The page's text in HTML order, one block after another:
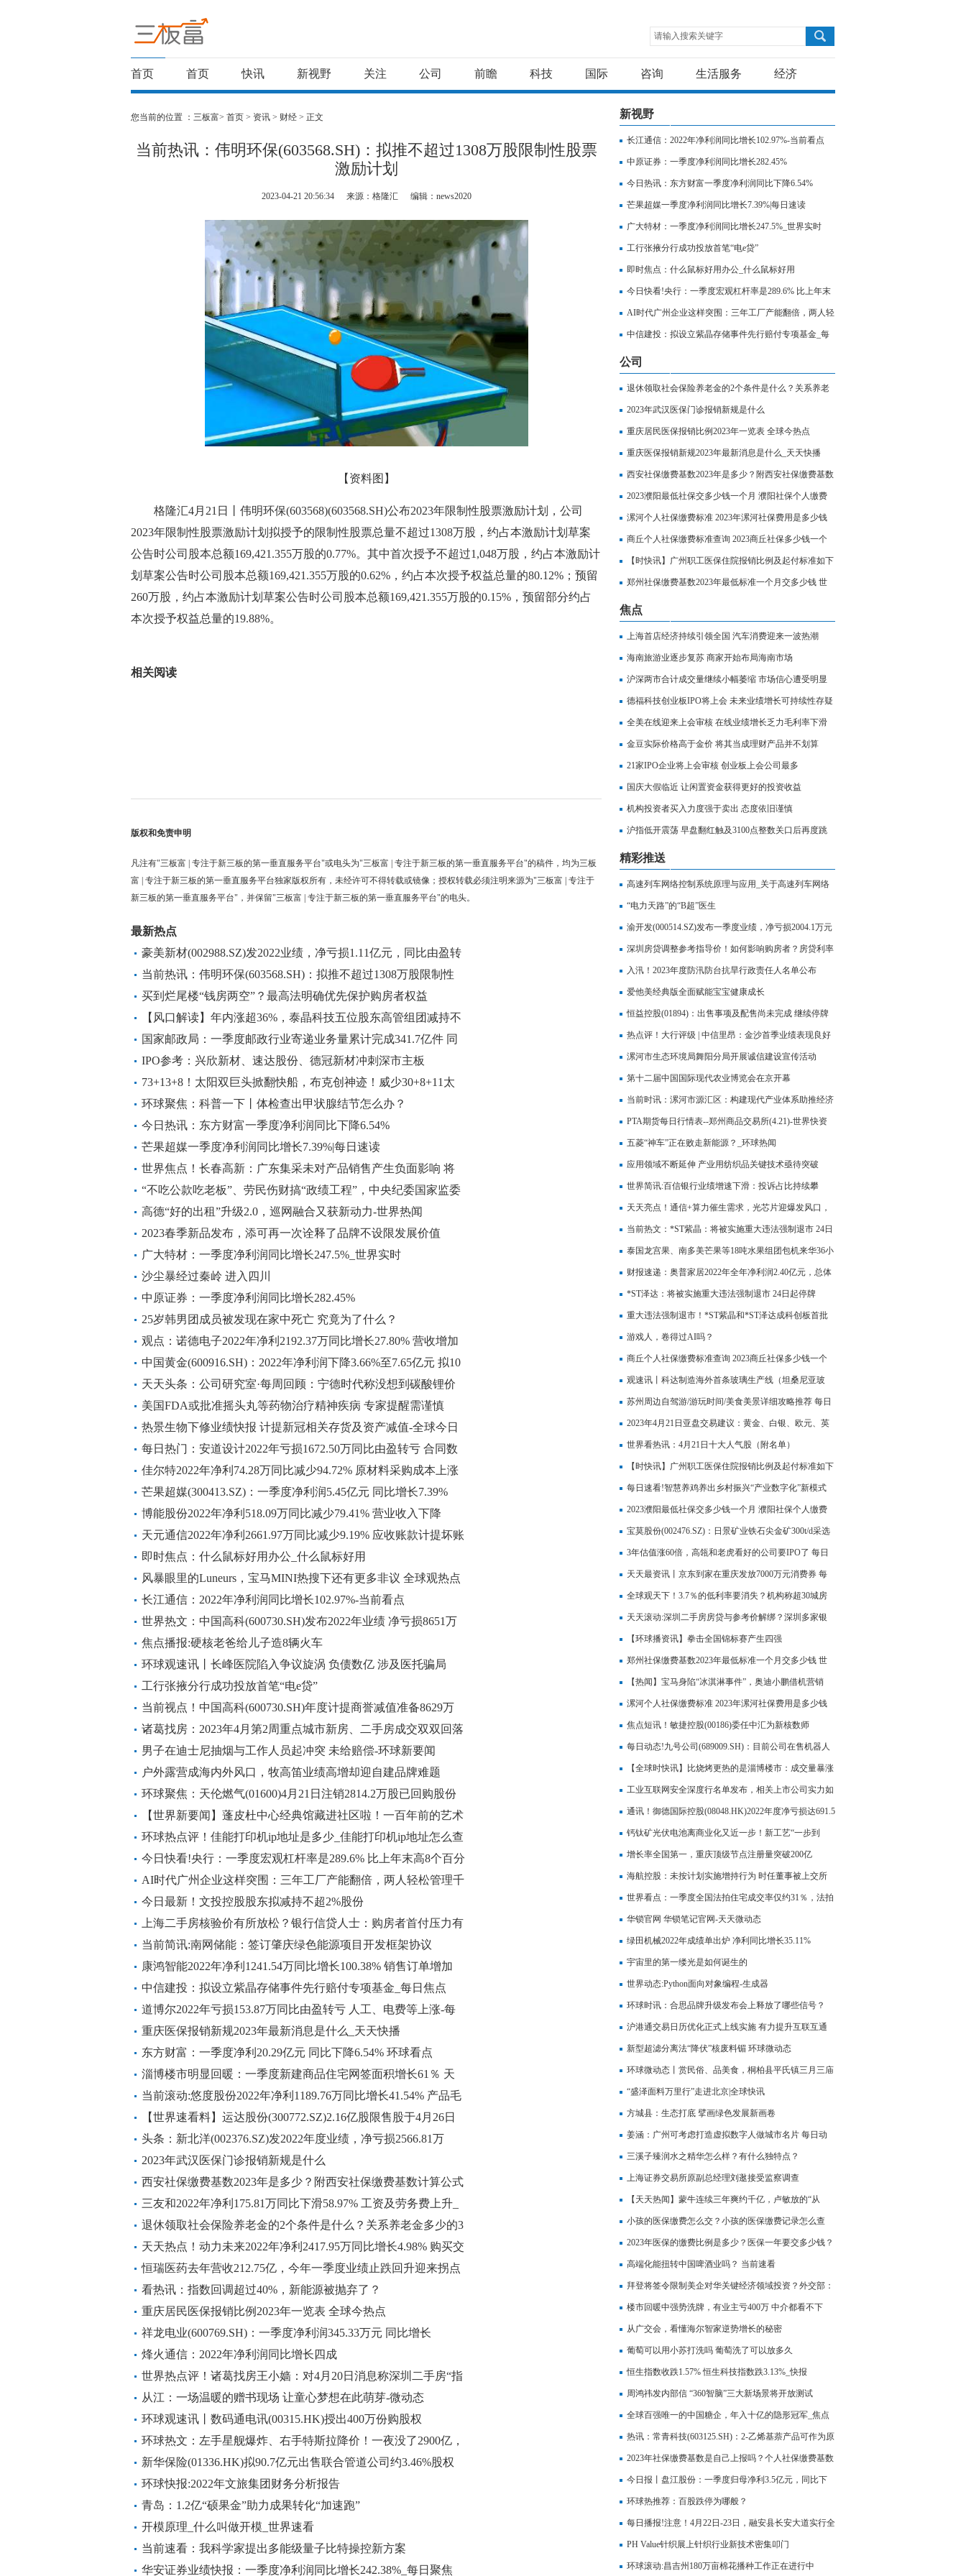
请输入搜索关键字
首页 首页 快讯 新视野 关注 公司 前瞻 科技 国际 咨询 生活服务 经济
您当前的位置 ： 三板富> 首页 > 资讯 > 财经 > 正文
当前热讯：伟明环保(603568.SH)：拟推不超过1308万股限制性股票
激励计划
2023-04-21 20:56:34 来源：格隆汇 编辑：news2020
【资料图】
格隆汇4月21日丨伟明环保(603568)(603568.SH)公布2023年限制性股票激励计划，公司
2023年限制性股票激励计划拟授予的限制性股票总量不超过1308万股，约占本激励计划草案
公告时公司股本总额169,421.355万股的0.77%。其中首次授予不超过1,048万股，约占本激励计
划草案公告时公司股本总额169,421.355万股的0.62%，约占本次授予权益总量的80.12%；预留
260万股，约占本激励计划草案公告时公司股本总额169,421.355万股的0.15%，预留部分约占
本次授予权益总量的19.88%。
相关阅读
版权和免责申明
凡注有"三板富 | 专注于新三板的第一垂直服务平台"或电头为"三板富 | 专注于新三板的第一垂直服务平台"的稿件，均为三板
富 | 专注于新三板的第一垂直服务平台独家版权所有，未经许可不得转载或镜像；授权转载必须注明来源为"三板富 | 专注于
新三板的第一垂直服务平台"，并保留"三板富 | 专注于新三板的第一垂直服务平台"的电头。
最新热点
豪美新材(002988.SZ)发2022业绩，净亏损1.11亿元，同比由盈转
亏 环球动态
当前热讯：伟明环保(603568.SH)：拟推不超过1308万股限制性
股票激励计划
买到烂尾楼“钱房两空”？最高法明确优先保护购房者权益
【风口解读】年内涨超36%，泰晶科技五位股东高管组团减持不
超1.2%
国家邮政局：一季度邮政行业寄递业务量累计完成341.7亿件 同
比增长8.5% 环球快资讯
IPO参考：兴欣新材、速达股份、德冠新材冲刺深市主板
73+13+8！太阳双巨头掀翻快船，布克创神迹！威少30+8+11太
热血 焦点资讯
环球聚焦：科普一下丨体检查出甲状腺结节怎么办？
今日热讯：东方财富一季度净利润同比下降6.54%
芒果超媒一季度净利润同比增长7.39%|每日速读
世界焦点！长春高新：广东集采未对产品销售产生负面影响 将
完全聚焦医药核心主业发展
“不吃公款吃老板”、劳民伤财搞“政绩工程”，中央纪委国家监委
通报十起违反中央八项规定精神典型问题！
高德“好的出租”升级2.0，巡网融合又获新动力-世界热闻
2023春季新品发布，添可再一次诠释了品牌不设限发展价值
广大特材：一季度净利润同比增长247.5%_世界实时
沙尘暴经过秦岭 进入四川
中原证券：一季度净利润同比增长282.45%
25岁韩男团成员被发现在家中死亡 究竟为了什么？
观点：诺德电子2022年净利2192.37万同比增长27.80% 营收增加
中国黄金(600916.SH)：2022年净利润下降3.66%至7.65亿元 拟10
派3元
天天头条：公司研究室·每周回顾：宁德时代称没想到碳酸锂价
格掉这么快
美国FDA或批准摇头丸等药物治疗精神疾病 专家提醒需谨慎
热景生物下修业绩快报 计提新冠相关存货及资产减值-全球今日
讯
每日热门：安道设计2022年亏损1672.50万同比由盈转亏 合同数
量及金额下降
佳尔特2022年净利74.28万同比减少94.72% 原材料采购成本上涨
芒果超媒(300413.SZ)：一季度净利润5.45亿元 同比增长7.39%
博能股份2022年净利518.09万同比减少79.41% 营业收入下降
天元通信2022年净利2661.97万同比减少9.19% 应收账款计提坏账
准备增加|当前热议
即时焦点：什么鼠标好用办公_什么鼠标好用
风暴眼里的Luneurs，宝马MINI热搜下还有更多非议 全球观热点
长江通信：2022年净利润同比增长102.97%-当前看点
世界热文：中国高科(600730.SH)发布2022年业绩 净亏损8651万
元 同比由盈转亏
焦点播报:硬核老爸给儿子造8辆火车
环球观速讯丨长峰医院陷入争议旋涡 负债数亿 涉及医托骗局
工行张掖分行成功投放首笔“电e贷”
当前视点！中国高科(600730.SH)年度计提商誉减值准备8629万
元
诸葛找房：2023年4月第2周重点城市新房、二手房成交双双回落
杭州新房仍维持33%涨幅
男子在迪士尼抽烟与工作人员起冲突 未给赔偿-环球新要闻
户外露营成海内外风口，牧高笛业绩高增却迎自建品牌难题
环球聚焦：天伦燃气(01600)4月21日注销2814.2万股已回购股份
【世界新要闻】蓬皮杜中心经典馆藏进社区啦！一百年前的艺术
家们都在想什么？
环球热点评！佳能打印机ip地址是多少_佳能打印机ip地址怎么查
今日快看!央行：一季度宏观杠杆率是289.6% 比上年末高8个百分
点
AI时代广州企业这样突围：三年工厂产能翻倍，两人轻松管理千
亩农场_天天实时
今日最新！文投控股股东拟减持不超2%股份
上海二手房核验价有所放松？银行信贷人士：购房者首付压力有
所减轻
当前简讯:南网储能：签订肇庆绿色能源项目开发框架协议
康鸿智能2022年净利1241.54万同比增长100.38% 销售订单增加
每日速递
中信建投：拟设立紫晶存储事件先行赔付专项基金_每日焦点
道博尔2022年亏损153.87万同比由盈转亏 人工、电费等上涨-每
日焦点
重庆医保报销新规2023年最新消息是什么_天天快播
东方财富：一季度净利20.29亿元 同比下降6.54% 环球看点
淄博楼市明显回暖：一季度新建商品住宅网签面积增长61％ 天
天微动态
当前滚动:悠度股份2022年净利1189.76万同比增长41.54% 产品毛
利增加
【世界速看料】运达股份(300772.SZ)2.16亿股限售股于4月26日
可上市流通
头条：新北洋(002376.SZ)发2022年度业绩，净亏损2566.81万
元，同比由盈转亏，每10股派1.5元
2023年武汉医保门诊报销新规是什么
西安社保缴费基数2023年是多少？附西安社保缴费基数计算公式
全球热点评
三友和2022年净利175.81万同比下滑58.97% 工资及劳务费上升_
每日看点
退休领取社会保险养老金的2个条件是什么？关系养老金多少的3
个因素
天天热点！动力未来2022年净利2417.95万同比增长4.98% 购买交
易性金融资产产生利得
恒瑞医药去年营收212.75亿，今年一季度业绩止跌回升迎来拐点
看热讯：指数回调超过40%，新能源被抛弃了？
重庆居民医保报销比例2023年一览表 全球今热点
祥龙电业(600769.SH)：一季度净利润345.33万元 同比增长
37.06%
烽火通信：2022年净利润同比增长四成
世界热点评！诸葛找房王小嫱：对4月20日消息称深圳二手房“指
导价贷款”取消的点评
从江：一场温暖的赠书现场 让童心梦想在此萌芽-微动态
环球观速讯丨数码通电讯(00315.HK)授出400万份购股权
环球热文：左手星舰爆炸、右手特斯拉降价！一夜没了2900亿，
马斯克不在乎
新华保险(01336.HK)拟90.7亿元出售联合管道公司约3.46%股权
环球快报:2022年文旅集团财务分析报告
青岛：1.2亿“硕果金”助力成果转化“加速跑”
开模原理_什么叫做开模_世界速看
当前速看：我科学家提出多能级量子比特操控新方案
华安证券业绩快报：一季度净利润同比增长242.38%_每日聚焦
新视野
长江通信：2022年净利润同比增长102.97%-当前看点
中原证券：一季度净利润同比增长282.45%
今日热讯：东方财富一季度净利润同比下降6.54%
芒果超媒一季度净利润同比增长7.39%|每日速读
广大特材：一季度净利润同比增长247.5%_世界实时
工行张掖分行成功投放首笔“电e贷”
即时焦点：什么鼠标好用办公_什么鼠标好用
今日快看!央行：一季度宏观杠杆率是289.6% 比上年末
高8个百分点
AI时代广州企业这样突围：三年工厂产能翻倍，两人轻
松管理千亩农场_天天实时
中信建投：拟设立紫晶存储事件先行赔付专项基金_每
日焦点
公司
退休领取社会保险养老金的2个条件是什么？关系养老
金多少的3个因素
2023年武汉医保门诊报销新规是什么
重庆居民医保报销比例2023年一览表 全球今热点
重庆医保报销新规2023年最新消息是什么_天天快播
西安社保缴费基数2023年是多少？附西安社保缴费基数
计算公式 全球热点评
2023濮阳最低社保交多少钱一个月 濮阳社保个人缴费
标准详情 世界速讯
漯河个人社保缴费标准 2023年漯河社保费用是多少钱
一个月
商丘个人社保缴费标准查询 2023商丘社保多少钱一个
月|环球热推荐
【时快讯】广州职工医保住院报销比例及起付标准如下
郑州社保缴费基数2023年最低标准一个月交多少钱 世
界微资讯
焦点
上海首店经济持续引领全国 汽车消费迎来一波热潮
海南旅游业逐步复苏 商家开始布局海南市场
沪深两市合计成交量继续小幅萎缩 市场信心遭受明显
打击
德福科技创业板IPO将上会 未来业绩增长可持续性存疑
全美在线迎来上会审核 在线业绩增长乏力毛利率下滑
金豆实际价格高于金价 将其当成理财产品并不划算
21家IPO企业将上会审核 创业板上会公司最多
国庆大假临近 让闲置资金获得更好的投资收益
机构投资者买入力度强于卖出 态度依旧谨慎
沪指低开震荡 早盘翻红触及3100点整数关口后再度跳
水
精彩推送
高速列车网络控制系统原理与应用_关于高速列车网络
控制系统原理与应用简述
“电力天路”的“B超”医生
渝开发(000514.SZ)发布一季度业绩，净亏损2004.1万元
_全球头条
深圳房贷调整参考指导价！如何影响购房者？房贷利率
如何变化-环球新要闻
入汛！2023年度防汛防台抗旱行政责任人名单公布
爱他美经典版全面赋能宝宝健康成长
恒益控股(01894)：出售事项及配售尚未完成 继续停牌
热点评！大行评级 | 中信里昂：金沙首季业绩表现良好
目标价33.9港元 给予“买入”评级
漯河市生态环境局舞阳分局开展诚信建设宣传活动
第十二届中国国际现代农业博览会在京开幕
当前时讯：漯河市源汇区：构建现代产业体系助推经济
高质量发展
PTA期货每日行情表--郑州商品交易所(4.21)-世界快资
讯
五菱“神车”正在败走新能源？_环球热闻
应用领域不断延伸 产业用纺织品关键技术亟待突破
世界简讯:百信银行业绩增速下滑：投诉占比持续攀
升，按较2021年增长83%
天天亮点！通信+算力催生需求，光芯片迎爆发风口，
这些国产厂商要崛起了？
当前热文：*ST紫晶：将被实施重大违法强制退市 24日
起停牌
泰国龙宫果、南多美芒果等18吨水果组团包机来华36小
时上架盒马 世界头条
财报速递：奥普家居2022年全年净利润2.40亿元，总体
财务状况不佳 天天资讯
*ST泽达：将被实施重大违法强制退市 24日起停牌
重大违法强制退市！*ST紫晶和*ST泽达成科创板首批
退市公司 重点聚焦
游戏人，卷得过AI吗？
商丘个人社保缴费标准查询 2023商丘社保多少钱一个
月|环球热推荐
观速讯丨科达制造海外首条玻璃生产线（坦桑尼亚玻
璃）举行开工仪式
苏州周边自驾游/游玩时间/美食美景详细攻略推荐 每日
资讯
2023年4月21日亚盘交易建议：黄金、白银、欧元、英
镑、日元、瑞郎交易点位技术分析及预测
世界看热讯：4月21日十大人气股（附名单）
【时快讯】广州职工医保住院报销比例及起付标准如下
每日速看!智慧养鸡养出乡村振兴“产业数字化”新模式
2023濮阳最低社保交多少钱一个月 濮阳社保个人缴费
标准详情 世界速讯
宝莫股份(002476.SZ)：日景矿业铁石尖金矿300t/d采选
工程无法在约定期前建成并试生产
3年估值涨60倍，高瓴和老虎看好的公司要IPO了 每日
热讯
天天最资讯丨京东到家在重庆发放7000万元消费券 每
人每天可领4000元券包
全球观天下！3.7％的低利率要消失？机构称超30城房
贷利率有可能上调
天天滚动:深圳二手房房贷与参考价解绑？深圳多家银
行：目前根据评估价放贷
【环球播资讯】拳击全国锦标赛产生四强
郑州社保缴费基数2023年最低标准一个月交多少钱 世
界微资讯
【热闻】宝马身陷“冰淇淋事件”，奥迪小鹏借机营销
漯河个人社保缴费标准 2023年漯河社保费用是多少钱
一个月
焦点短讯！敏捷控股(00186)委任中汇为新核数师
每日动态!九号公司(689009.SH)：目前公司在售机器人
产品为商用配送机器人和割草机器人
【全球时快讯】比烧烤更热的是淄博楼市：成交量暴涨
7成，中介称咨询量增5倍
工业互联网安全深度行名单发布，相关上市公司实力如
何？ 当前速读
通讯！御德国际控股(08048.HK)2022年度净亏损达691.5
万港元
钙钛矿光伏电池离商业化又近一步！新工艺“一步到
位”生产 简单高效
增长率全国第一，重庆顶级节点注册量突破200亿
海航控股：未按计划实施增持行为 时任董事被上交所
通报批评 速看
世界看点：一季度全国法拍住宅成交率仅约31％，法拍
房为何多流拍？
华锁官网 华锁笔记官网-天天微动态
绿田机械2022年成绩单出炉 净利同比增长35.11%
宇宙里的第一缕光是如何诞生的
世界动态:Python面向对象编程-生成器
环球时讯：合思品牌升级发布会上释放了哪些信号？
沪港通交易日历优化正式上线实施 有力提升互联互通
跨境投资效率
新型超滤分离法“降伏”核废料镅 环球微动态
环球微动态丨赏民俗、品美食，桐柏县平氏镇三月三庙
会开幕
“盛泽面料万里行”走进北京|全球快讯
方城县：生态打底 擘画绿色发展新画卷
姜涵：广州可考虑打造虚拟数字人做城市名片 每日动
态
三溪子臻润水之精华怎么样？有什么独特点？
​上海证券交易所原副总经理刘逖接受监察调查
【天天热闻】蒙牛连续三年爽约千亿，卢敏放的“从
容”有多少无奈？
小孩的医保缴费怎么交？小孩的医保缴费记录怎么查
询？ 天天观热点
2023年医保的缴费比例是多少？医保一年要交多少钱？
高端化能扭转中国啤酒业吗？ 当前速看
拜登将签令限制美企对华关键经济领域投资？外交部：
坚决反对
楼市回暖中强势洗牌，有业主亏400万 中介都看不下
去，官方定调-天天亮点
从广交会，看懂海尔智家逆势增长的秘密
葡萄可以用小苏打洗吗 葡萄洗了可以放多久
恒生指数收跌1.57% 恒生科技指数跌3.13%_快报
周鸿祎发内部信 “360智脑”三大新场景将开放测试
全球百强唯一的中国糖企，年入十亿的隐形冠军_焦点
快报
热讯：常青科技(603125.SH)：2-乙烯基萘产品可作为原
料用于高端光刻胶的生产
2023年社保缴费基数是自己上报吗？个人社保缴费基数
2023是多少
今日报丨盘江股份：一季度归母净利3.5亿元，同比下
降26.89%
环球热推荐：百股跌停为哪般？
每日播报!注意！4月22日-23日，融安县长安大道实行全
线封闭！
PH Value针织展上针织行业新技术密集叩门
环球滚动:昌吉州180万亩棉花播种工作正在进行中